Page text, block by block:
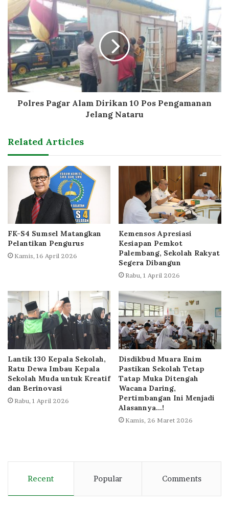
Polres Pagar Alam Dirikan 10 Pos Pengamanan
Jelang Nataru
Related Articles
FK-S4 Sumsel Matangkan
Pelantikan Pengurus
Kamis, 16 April 2026
Kemensos Apresiasi
Kesiapan Pemkot
Palembang, Sekolah Rakyat
Segera Dibangun
Rabu, 1 April 2026
Lantik 130 Kepala Sekolah,
Ratu Dewa Imbau Kepala
Sekolah Muda untuk Kreatif
dan Berinovasi
Rabu, 1 April 2026
Disdikbud Muara Enim
Pastikan Sekolah Tetap
Tatap Muka Ditengah
Wacana Daring,
Pertimbangan Ini Menjadi
Alasannya…!
Kamis, 26 Maret 2026
Recent Popular Comments